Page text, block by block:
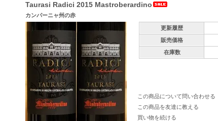
Taurasi Radici 2015 Mastroberardino
カンパーニャ州の赤
更新履歴
販売価格
在庫数
この商品について問い合わせる
この商品を友達に教える
買い物を続ける